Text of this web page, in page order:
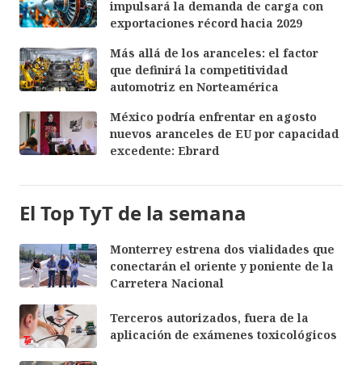
impulsará la demanda de carga con
exportaciones récord hacia 2029
Más allá de los aranceles: el factor
que definirá la competitividad
automotriz en Norteamérica
México podría enfrentar en agosto
nuevos aranceles de EU por capacidad
excedente: Ebrard
El Top TyT de la semana
Monterrey estrena dos vialidades que
conectarán el oriente y poniente de la
Carretera Nacional
Terceros autorizados, fuera de la
aplicación de exámenes toxicológicos